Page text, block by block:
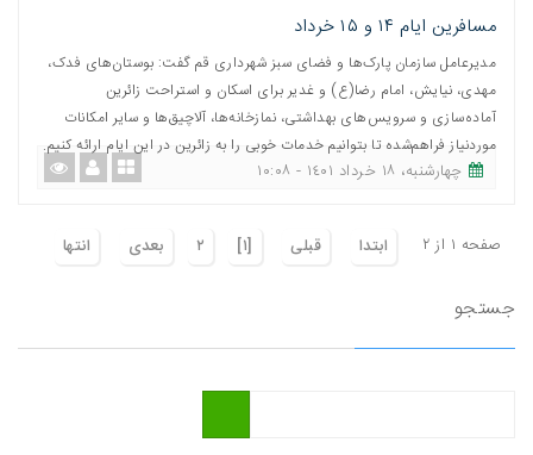
مسافرین ایام ۱۴ و ۱۵ خرداد
مدیرعامل سازمان پارک‌ها و فضای سبز شهرداری قم گفت: بوستان‌های فدک،
مهدی، نیایش، امام رضا(ع) و غدیر برای اسکان و استراحت زائرین
آماده‌سازی و سرویس‌های بهداشتی، نمازخانه‌ها، آلاچیق‌ها و سایر امکانات
موردنیاز فراهم‌شده تا بتوانیم خدمات خوبی را به زائرین در این ایام ارائه کنیم.
چهارشنبه، ١٨ خرداد ١٤٠١ - ١٠:٠٨
صفحه ١ از ٢ ابتدا قبلی [١] ٢ بعدی انتها
جستجو